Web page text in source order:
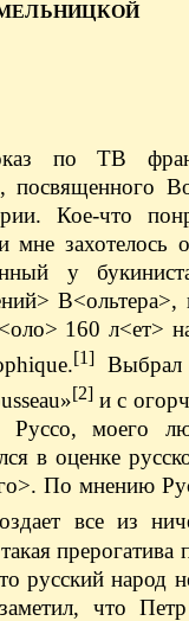
по ТВ
посвященного
Кое-что
захотелось
у
В<ольтера>,
160 л<ет>
[1]Выбрал
[2]и с
Руссо, моего
в оценке
По мнению
все из
прерогатива
русский народ
что